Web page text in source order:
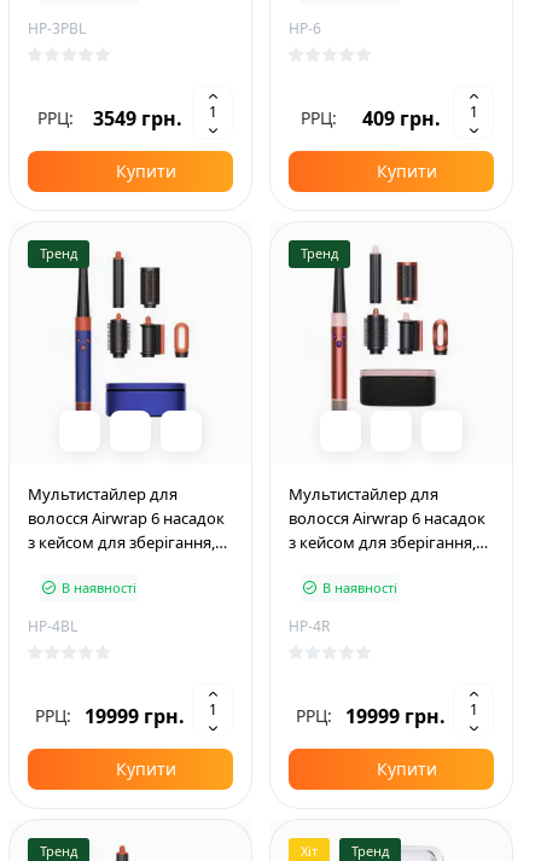
HP-3PBL
РРЦ: 3549 грн.
Купити
HP-6
РРЦ: 409 грн.
Купити
Тренд
Мультистайлер для
волосся Airwrap 6 насадок
з кейсом для зберігання,
В наявності
HP-4BL
РРЦ: 19999 грн.
Купити
Тренд
Мультистайлер для
волосся Airwrap 6 насадок
з кейсом для зберігання,
В наявності
HP-4R
РРЦ: 19999 грн.
Купити
Тренд Хіт Тренд